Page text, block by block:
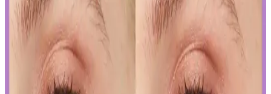
Kalıcı Oje Seçenekleri: Nail Master M377 ve M378
Modellerinin Detaylı Analizi
Nail Master M377 ve M378 modelleri, dayanıklılık ve parlaklık
sunan kalıcı ojeler arasında öne çıkar. Bu modellerin özellikleri ve
bakım önerileriyle uzun süre şık ve bakımlı kalabilirsiniz.